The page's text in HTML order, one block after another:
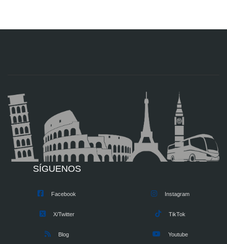
SÍGUENOS
Facebook
X/Twitter
Blog
Instagram
TikTok
Youtube